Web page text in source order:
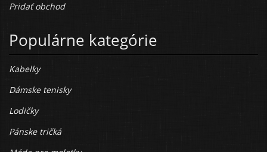
Pridať obchod
Populárne kategórie
Kabelky
Dámske tenisky
Lodičky
Pánske tričká